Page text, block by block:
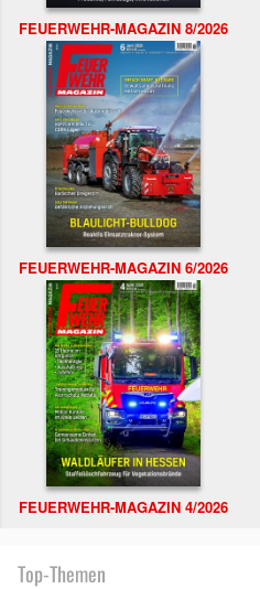
FEUERWEHR-MAGAZIN 8/2026
FEUERWEHR-MAGAZIN 6/2026
FEUERWEHR-MAGAZIN 4/2026
Top-Themen